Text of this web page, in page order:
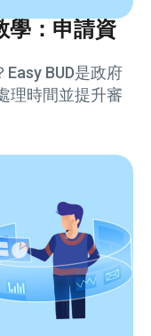
學：申請資
BUD是政府
理時間並提升審